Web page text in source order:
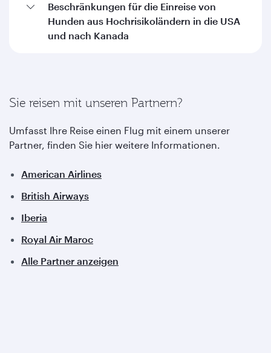
Beschränkungen für die Einreise von
Hunden aus Hochrisikoländern in die USA
und nach Kanada
Sie reisen mit unseren Partnern?
Umfasst Ihre Reise einen Flug mit einem unserer
Partner, finden Sie hier weitere Informationen.
American Airlines
British Airways
Iberia
Royal Air Maroc
Alle Partner anzeigen